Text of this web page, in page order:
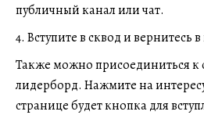
публичный канал или чат.
Вступите в сквод и вернитесь в
Также можно присоединиться к
лидерборд. Нажмите на
странице будет кнопка для